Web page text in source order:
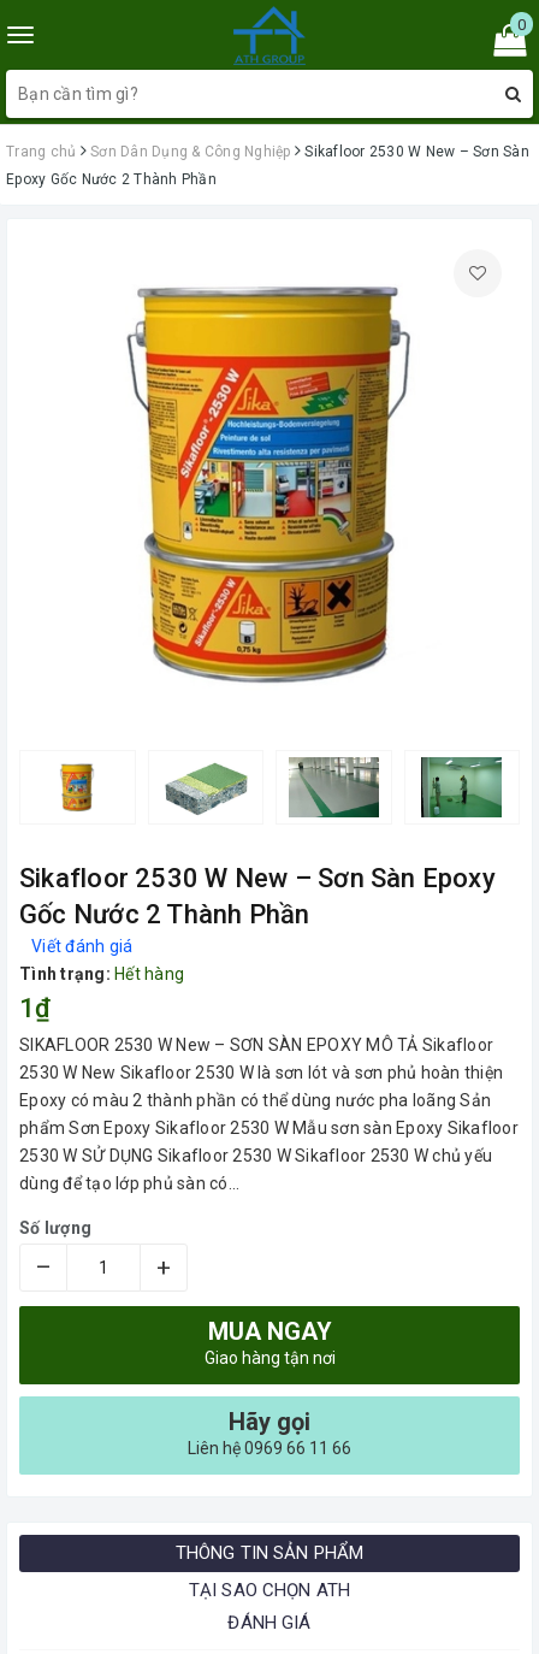
Toggle
navigation
0
Trang chủ Sơn Dân Dụng & Công Nghiệp
Sikafloor 2530 W New – Sơn Sàn
Epoxy Gốc Nước 2 Thành Phần
Sikafloor 2530 W New – Sơn Sàn Epoxy
Gốc Nước 2 Thành Phần
Viết đánh giá
Tình trạng: Hết hàng
1₫
SIKAFLOOR 2530 W New – SƠN SÀN EPOXY MÔ TẢ Sikafloor
2530 W New Sikafloor 2530 W là sơn lót và sơn phủ hoàn thiện
Epoxy có màu 2 thành phần có thể dùng nước pha loãng Sản
phẩm Sơn Epoxy Sikafloor 2530 W Mẫu sơn sàn Epoxy Sikafloor
2530 W SỬ DỤNG Sikafloor 2530 W Sikafloor 2530 W chủ yếu
dùng để tạo lớp phủ sàn có...
Số lượng
– +
MUA NGAY
Giao hàng tận nơi
Hãy gọi
Liên hệ 0969 66 11 66
THÔNG TIN SẢN PHẨM
TẠI SAO CHỌN ATH
ĐÁNH GIÁ